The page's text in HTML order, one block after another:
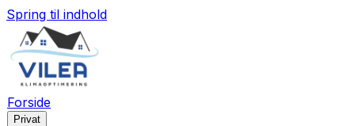
Spring til indhold
Forside
Privat